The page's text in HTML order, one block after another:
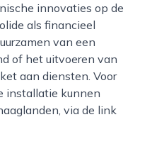
innovaties op de
als financieel
van een
of het uitvoeren van
aan diensten. Voor
installatie kunnen
via de link